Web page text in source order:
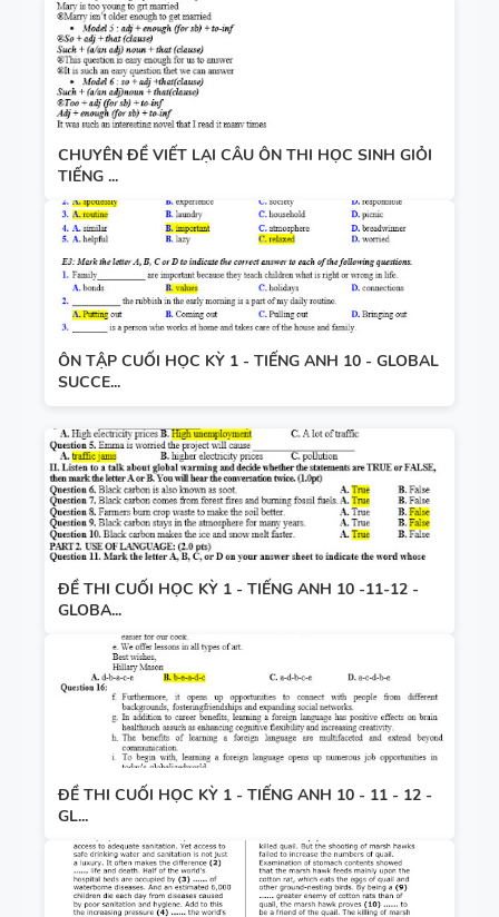
CHUYÊN ĐỀ VIẾT LẠI CÂU ÔN THI HỌC SINH GIỎI
TIẾNG ...
ÔN TẬP CUỐI HỌC KỲ 1 - TIẾNG ANH 10 - GLOBAL
SUCCE...
ĐỀ THI CUỐI HỌC KỲ 1 - TIẾNG ANH 10 -11-12 -
GLOBA...
ĐỀ THI CUỐI HỌC KỲ 1 - TIẾNG ANH 10 - 11 - 12 -
GL...